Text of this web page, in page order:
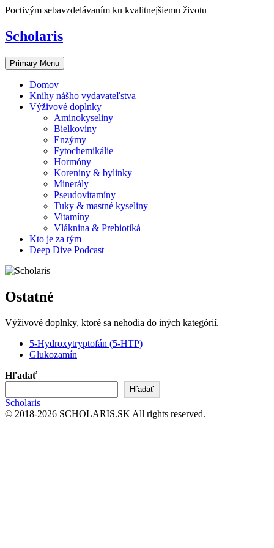
Skip
content
Poctivým sebavzdelávaním ku kvalitnejšiemu životu
Scholaris
Primary Menu
Domov
Knihy nášho vydavateľstva
Výživové doplnky
Aminokyseliny
Bielkoviny
Enzýmy
Fytochemikálie
Hormóny
Koreniny & bylinky
Minerály
Pseudovitamíny
Tuky & mastné kyseliny
Vitamíny
Vláknina & Prebiotiká
Kto je za tým
Deep Dive Podcast
Ostatné
Výživové doplnky, ktoré sa nehodia do iných kategórií.
5-Hydroxytryptofán (5-HTP)
Glukozamín
Hľadať
Hľadať
Scholaris
© 2018-2026 SCHOLARIS.SK All rights reserved.